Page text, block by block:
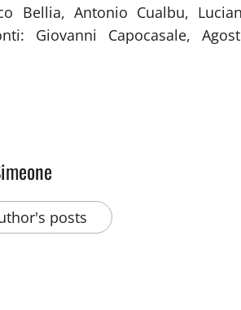
Bellia, Antonio Cualbu,
Giovanni Capocasale,
posts